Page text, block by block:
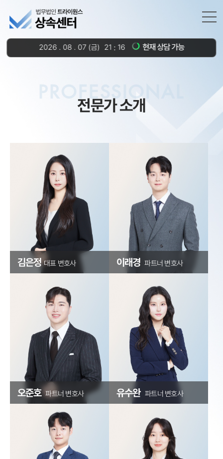
2026 . 08 . 07 (금) 21 16 현재 상담 가능
PROFESSIONAL
전문가 소개
김은정 대표 변호사 이래경 파트너 변호사
오준호 파트너 변호사 유수완 파트너 변호사